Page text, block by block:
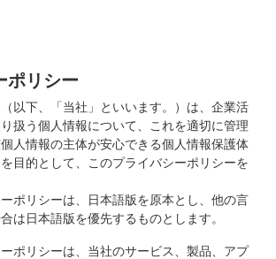
ポリシー
以下、「当社」といいます。）は、企業活
扱う個人情報について、これを適切に管理
人情報の主体が安心できる個人情報保護体
目的として、このプライバシーポリシーを
ポリシーは、日本語版を原本とし、他の言
は日本語版を優先するものとします。
ポリシーは、当社のサービス、製品、アプ